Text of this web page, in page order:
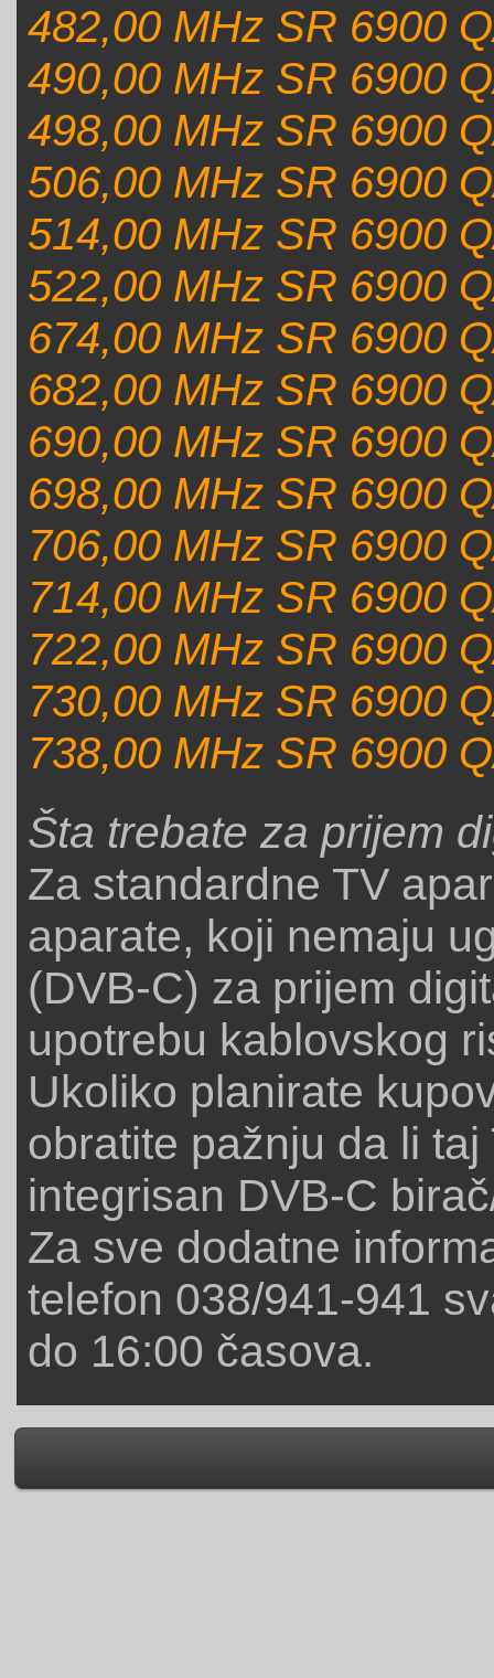
482,00 MHz SR 6900
490,00 MHz SR 6900
498,00 MHz SR 6900
506,00 MHz SR 6900
514,00 MHz SR 6900
522,00 MHz SR 6900
674,00 MHz SR 6900
682,00 MHz SR 6900
690,00 MHz SR 6900
698,00 MHz SR 6900
706,00 MHz SR 6900
714,00 MHz SR 6900
722,00 MHz SR 6900
730,00 MHz SR 6900
738,00 MHz SR 6900
Šta trebate za prijem
Za standardne TV
aparate, koji nemaju
(DVB-C) za prijem
upotrebu kablovskog
Ukoliko planirate
obratite pažnju da li
integrisan DVB-C
Za sve dodatne
telefon 038/941-941
do 16:00 časova.